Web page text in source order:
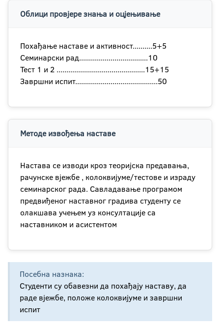
Облици провјере знања и оцјењивање
Похађање наставе и активност..........5+5
Семинарски рад...................................10
Тест 1 и 2 .............................................15+15
Завршни испит..........................................50
Методе извођења наставе
Настава се изводи кроз теоријска предавања,
рачунске вјежбе , колоквијуме/тестове и израду
семинарског рада. Савладавање програмом
предвиђеног наставног градива студенту се
олакшава учењем уз консултације са
наставником и асистентом
Посебна назнака:
Студенти су обавезни да похађају наставу, да
раде вјежбе, положе колоквијуме и завршни
испит